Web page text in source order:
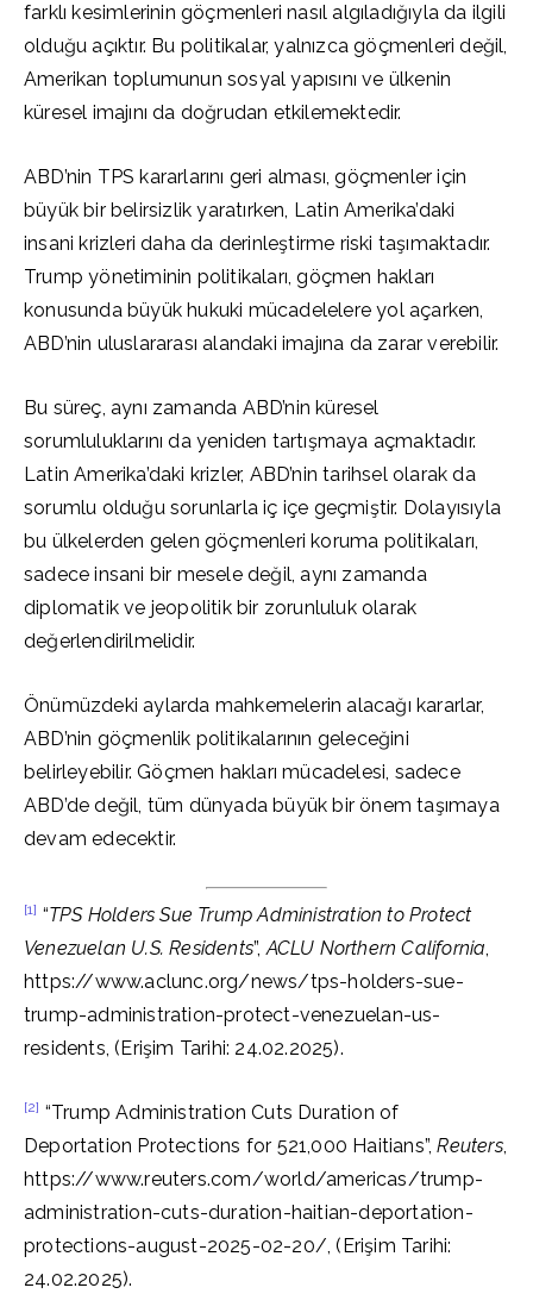
farklı kesimlerinin göçmenleri nasıl algıladığıyla da ilgili
olduğu açıktır. Bu politikalar, yalnızca göçmenleri değil,
Amerikan toplumunun sosyal yapısını ve ülkenin
küresel imajını da doğrudan etkilemektedir.
ABD’nin TPS kararlarını geri alması, göçmenler için
büyük bir belirsizlik yaratırken, Latin Amerika’daki
insani krizleri daha da derinleştirme riski taşımaktadır.
Trump yönetiminin politikaları, göçmen hakları
konusunda büyük hukuki mücadelelere yol açarken,
ABD’nin uluslararası alandaki imajına da zarar verebilir.
Bu süreç, aynı zamanda ABD’nin küresel
sorumluluklarını da yeniden tartışmaya açmaktadır.
Latin Amerika’daki krizler, ABD’nin tarihsel olarak da
sorumlu olduğu sorunlarla iç içe geçmiştir. Dolayısıyla
bu ülkelerden gelen göçmenleri koruma politikaları,
sadece insani bir mesele değil, aynı zamanda
diplomatik ve jeopolitik bir zorunluluk olarak
değerlendirilmelidir.
Önümüzdeki aylarda mahkemelerin alacağı kararlar,
ABD’nin göçmenlik politikalarının geleceğini
belirleyebilir. Göçmen hakları mücadelesi, sadece
ABD’de değil, tüm dünyada büyük bir önem taşımaya
devam edecektir.
[1] “TPS Holders Sue Trump Administration to Protect
Venezuelan U.S. Residents”,ACLU Northern California,
https://www.aclunc.org/news/tps-holders-sue-
trump-administration-protect-venezuelan-us-
residents, (Erişim Tarihi: 24.02.2025).
[2] “Trump Administration Cuts Duration of
Deportation Protections for 521,000 Haitians”,Reuters,
https://www.reuters.com/world/americas/trump-
administration-cuts-duration-haitian-deportation-
protections-august-2025-02-20/, (Erişim Tarihi:
24.02.2025).